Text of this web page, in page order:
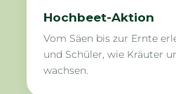
Hochbeet-Aktion
Vom Säen bis zur Ernte
und Schüler, wie Kräuter
wachsen.